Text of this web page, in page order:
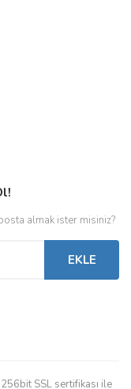
almak ister misiniz?
EKLE
SSL sertifikası ile